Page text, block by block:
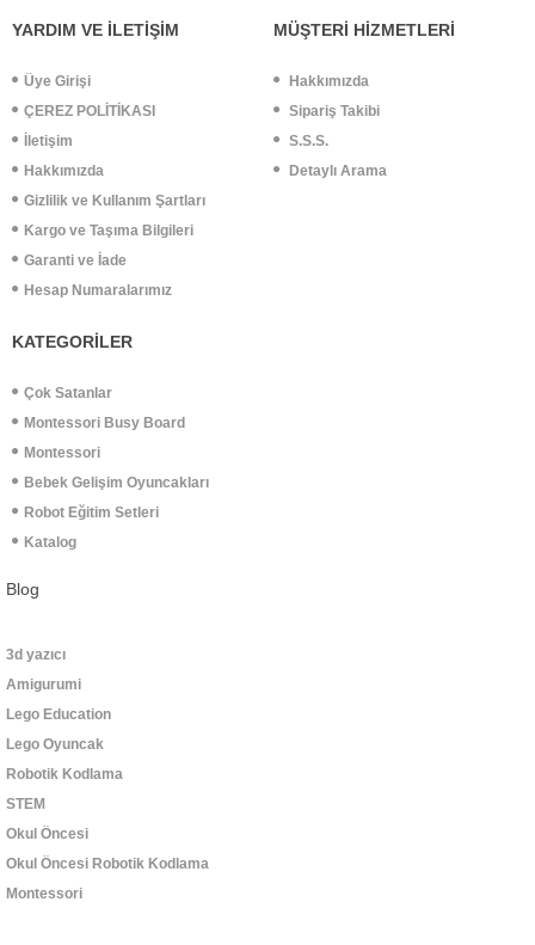
YARDIM VE İLETİŞİM
Üye Girişi
ÇEREZ POLİTİKASI
İletişim
Hakkımızda
Gizlilik ve Kullanım Şartları
Kargo ve Taşıma Bilgileri
Garanti ve İade
Hesap Numaralarımız
MÜŞTERİ HİZMETLERİ
Hakkımızda
Sipariş Takibi
S.S.S.
Detaylı Arama
KATEGORİLER
Çok Satanlar
Montessori Busy Board
Montessori
Bebek Gelişim Oyuncakları
Robot Eğitim Setleri
Katalog
Blog
3d yazıcı
Amigurumi
Lego Education
Lego Oyuncak
Robotik Kodlama
STEM
Okul Öncesi
Okul Öncesi Robotik Kodlama
Montessori